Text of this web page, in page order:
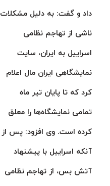
داد و گفت: به دلیل مشکلات
ناشی از تهاجم نظامی
اسراییل به ایران، سایت‌
نمایشگاهی ایران مال اعلام
کرد که تا پایان تیر ماه
تمامی نمایشگاه‌ها را معلق
کرده است. وی افزود: پس از
آنکه اسراییل با پیشنهاد
آتش بس، از تهاجم نظامی